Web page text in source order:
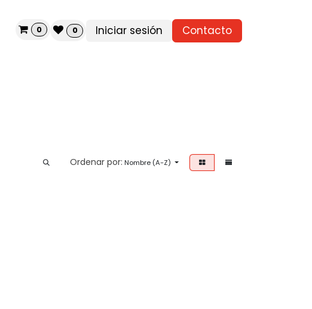
0 0 Iniciar sesión Contacto
Ordenar por: Nombre (A-Z)